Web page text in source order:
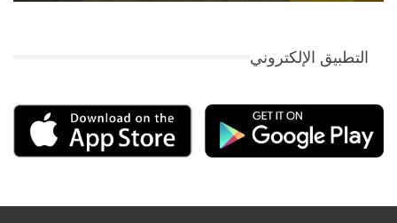
التطبيق الإلكتروني